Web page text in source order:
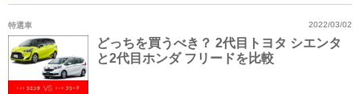
特選車 2022/03/02
どっちを買うべき？ 2代目トヨタ シエンタ
と2代目ホンダ フリードを比較